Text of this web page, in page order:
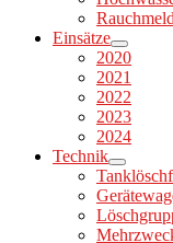
Einsätze
2020
2021
2022
2023
2024
Technik